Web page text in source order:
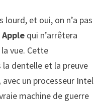
et oui, on n’a pas
qui n’arrêtera
vue. Cette
dentelle et la preuve
avec un processeur Intel
machine de guerre